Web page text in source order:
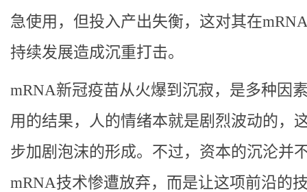
急使用，但投入产出失衡，这对其在
持续发展造成沉重打击。
mRNA新冠疫苗从火爆到沉寂，是多种因
用的结果，人的情绪本就是剧烈波动的，
步加剧泡沫的形成。不过，资本的沉沦并
mRNA技术惨遭放弃，而是让这项前沿的